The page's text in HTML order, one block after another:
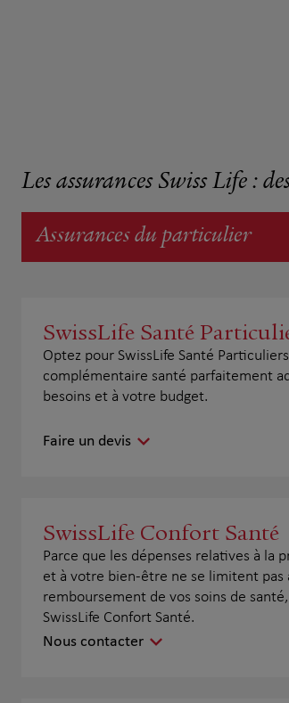
Les assurances Swiss Life :
Assurances du particulier
SwissLife Santé
Optez pour SwissLife Santé
complémentaire santé parfaitement
besoins et à votre budget.
Faire un devis
SwissLife Confort Santé
Parce que les dépenses relatives à la
et à votre bien-être ne se limitent pas
remboursement de vos soins de
SwissLife Confort Santé.
Nous contacter